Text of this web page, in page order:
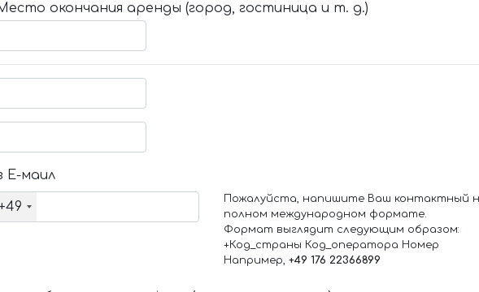
окончания аренды (город, гостиница и т. д.)
Е-маил
Пожалуйста, напишите Ваш контактный
полном международном формате.
Формат выглядит следующим образом:
+Код_страны Код_оператора Номер
Например, +49 176 22366899